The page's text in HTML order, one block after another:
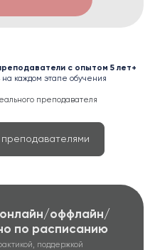
с опытом 5 лет+
каждом этапе обучения
преподавателя
преподавателями
оффлайн/
по расписанию
поддержкой